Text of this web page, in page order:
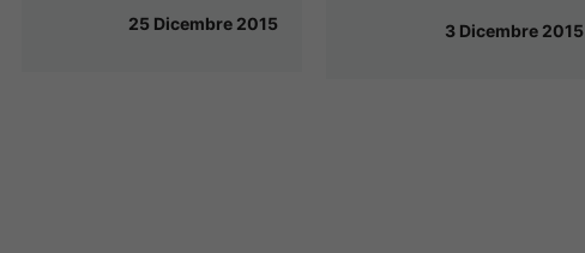
25 Dicembre 2015 3 Dicembre 2015